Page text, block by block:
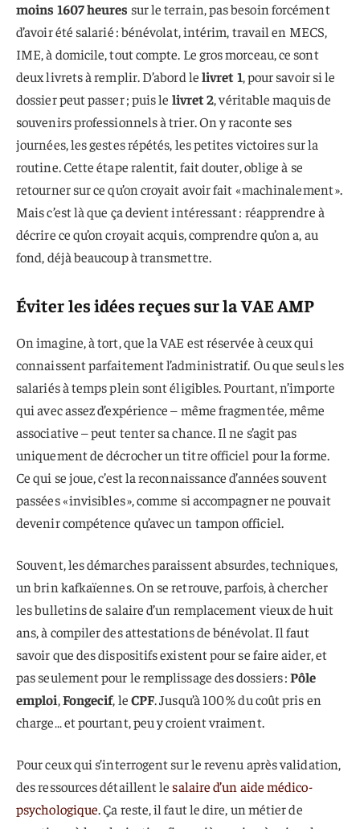
moins 1607 heures sur le terrain, pas besoin forcément
d’avoir été salarié : bénévolat, intérim, travail en MECS,
IME, à domicile, tout compte. Le gros morceau, ce sont
deux livrets à remplir. D’abord lelivret 1, pour savoir si le
dossier peut passer ; puis le livret 2, véritable maquis de
souvenirs professionnels à trier. On y raconte ses
journées, les gestes répétés, les petites victoires sur la
routine. Cette étape ralentit, fait douter, oblige à se
retourner sur ce qu’on croyait avoir fait « machinalement ».
Mais c’est là que ça devient intéressant : réapprendre à
décrire ce qu’on croyait acquis, comprendre qu’on a, au
fond, déjà beaucoup à transmettre.
Éviter les idées reçues sur la VAE AMP
On imagine, à tort, que la VAE est réservée à ceux qui
connaissent parfaitement l’administratif. Ou que seuls les
salariés à temps plein sont éligibles. Pourtant, n’importe
qui avec assez d’expérience – même fragmen­tée, même
associative – peut tenter sa chance. Il ne s’agit pas
uniquement de décrocher un titre officiel pour la forme.
Ce qui se joue, c’est la reconnaissance d’années souvent
passées « invisibles », comme si accompagner ne pouvait
devenir compétence qu’avec un tampon officiel.
Souvent, les démarches paraissent absurdes, techniques,
un brin kafkaïennes. On se retrouve, parfois, à chercher
les bulletins de salaire d’un remplacement vieux de huit
ans, à compiler des attestations de bénévolat. Il faut
savoir que des dispositifs existent pour se faire aider, et
pas seulement pour le remplissage des dossiers :Pôle
emploi,Fongecif, leCPF. Jusqu’à 100 % du coût pris en
charge… et pourtant, peu y croient vraiment.
Pour ceux qui s’interrogent sur le revenu après validation,
des ressources détaillent le salaire d’un aide médico-
psychologique. Ça reste, il faut le dire, un métier de